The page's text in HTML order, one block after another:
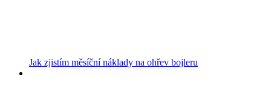
Jak zjistím měsíční náklady na ohřev bojleru